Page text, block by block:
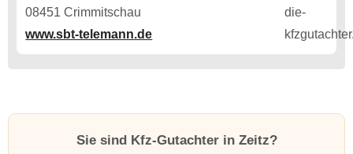
08451 Crimmitschau
www.sbt-telemann.de
Sie sind Kfz-Gutachter in Zeitz?